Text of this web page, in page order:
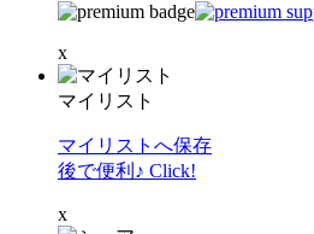
x
マイリスト
マイリストへ保存
後で便利♪ Click!
x